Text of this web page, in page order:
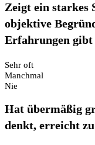
Zeigt ein starkes
objektive
Erfahrungen gibt
Sehr oft
Manchmal
Nie
Hat übermäßig
denkt, erreicht